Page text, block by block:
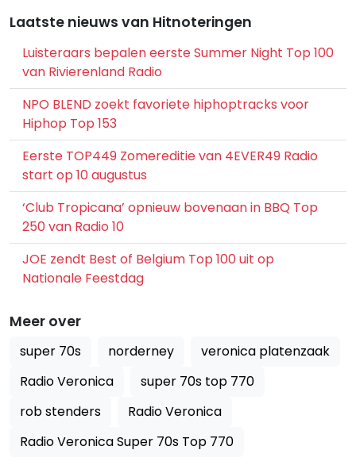
Laatste nieuws van Hitnoteringen
Luisteraars bepalen eerste Summer Night Top 100
van Rivierenland Radio
NPO BLEND zoekt favoriete hiphoptracks voor
Hiphop Top 153
Eerste TOP449 Zomereditie van 4EVER49 Radio
start op 10 augustus
‘Club Tropicana’ opnieuw bovenaan in BBQ Top
250 van Radio 10
JOE zendt Best of Belgium Top 100 uit op
Nationale Feestdag
Meer over
super 70s norderney
veronica platenzaak
Radio Veronica
super 70s top 770
rob stenders
Radio Veronica
Radio Veronica Super 70s Top 770